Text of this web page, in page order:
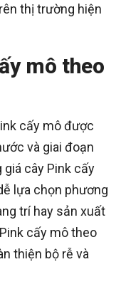
thị trường hiện
mô theo
cấy mô được
và giai đoạn
cây Pink cấy
lựa chọn phương
trí hay sản xuất
cấy mô theo
thiện bộ rễ và